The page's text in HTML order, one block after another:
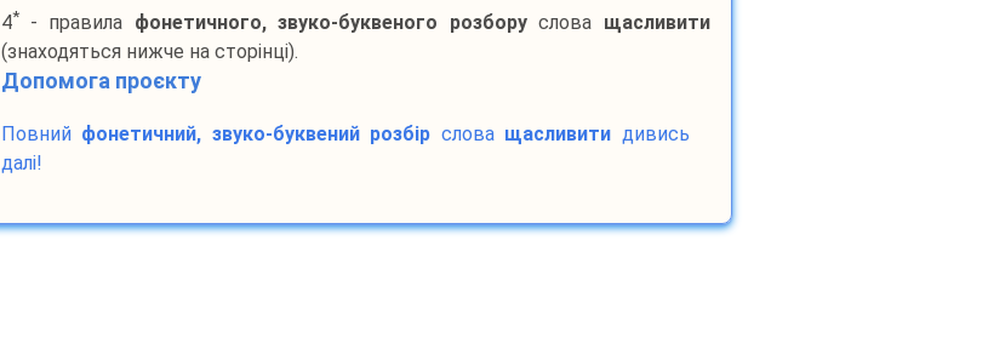
4*- правила фонетичного, звуко-буквеного розборуслова щасливити
(знаходяться нижче на сторінці).
Допомога проєкту
Повний фонетичний, звуко-буквений розбір слова щасливити дивись
далі!